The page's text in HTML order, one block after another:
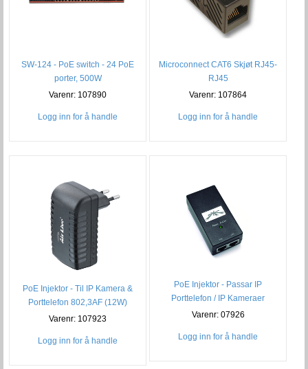
SW-124 - PoE switch - 24 PoE
porter, 500W
Varenr: 107890
Logg inn for å handle
Microconnect CAT6 Skjøt RJ45-
RJ45
Varenr: 107864
Logg inn for å handle
PoE Injektor - Til IP Kamera &
Porttelefon 802,3AF (12W)
Varenr: 107923
Logg inn for å handle
PoE Injektor - Passar IP
Porttelefon / IP Kameraer
Varenr: 07926
Logg inn for å handle